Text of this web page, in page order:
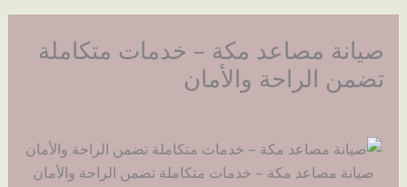
صيانة مصاعد مكة – خدمات متكاملة
تضمن الراحة والأمان
صيانة مصاعد مكة – خدمات متكاملة تضمن الراحة والأمان